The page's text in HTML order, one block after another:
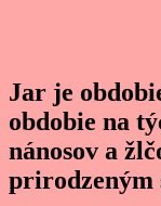
Jar je
obdobie na
nánosov a
prirodzeným